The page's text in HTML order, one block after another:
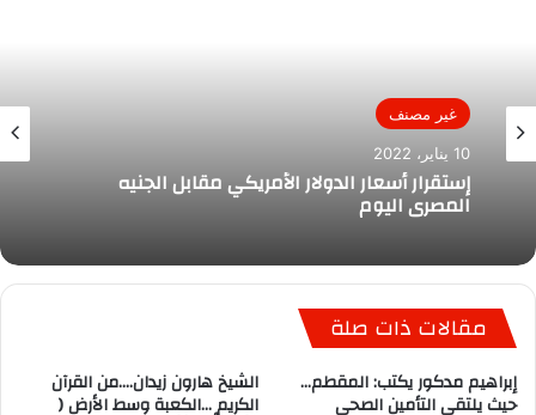
غير مصنف
10 يناير، 2022
إستقرار أسعار الدولار الأمريكي مقابل الجنيه
المصري اليوم
مقالات ذات صلة
إبراهيم مدكور يكتب: المقطم…
حيث يلتقي التأمين الصحي
الشيخ هارون زيدان….من القرآن
الكريم …الكعبة وسط الأرض (